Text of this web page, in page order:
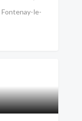
Fontenay-le-